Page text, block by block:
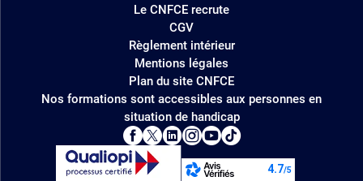
Le CNFCE recrute
CGV
Règlement intérieur
Mentions légales
Plan du site CNFCE
Nos formations sont accessibles aux personnes en
situation de handicap